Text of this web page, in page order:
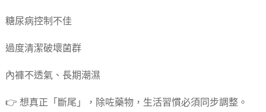
糖尿病控制不佳
過度清潔破壞菌群
內褲不透氣、長期潮濕
👉 想真正「斷尾」，除咗藥物，生活習慣必須同步調整。